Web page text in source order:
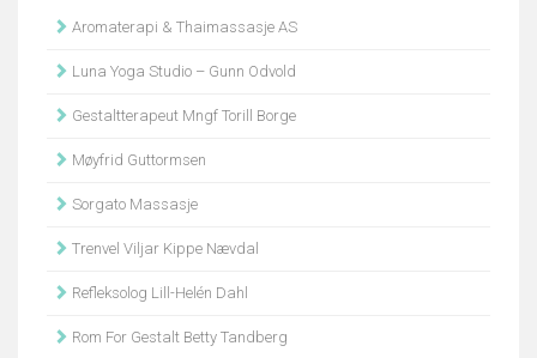
Aromaterapi & Thaimassasje AS
Luna Yoga Studio – Gunn Odvold
Gestaltterapeut Mngf Torill Borge
Møyfrid Guttormsen
Sorgato Massasje
Trenvel Viljar Kippe Nævdal
Refleksolog Lill-Helén Dahl
Rom For Gestalt Betty Tandberg